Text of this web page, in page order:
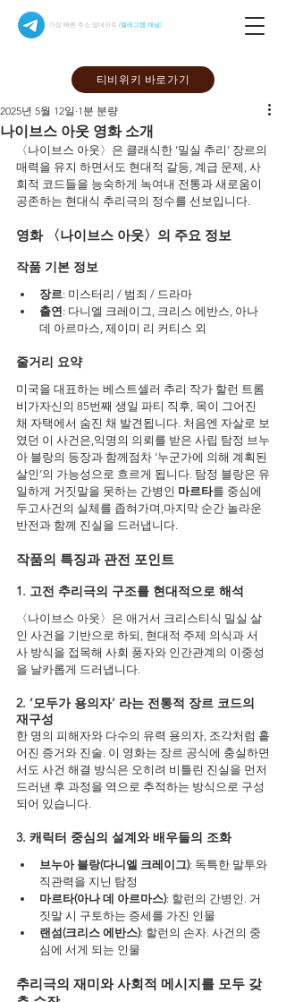
가장 빠른 주소 업데이트 (텔레그램 채널)
티비위키 바로가기
나이브스 아웃 영화 소개
2025년 5월 12일 1분 분량
〈나이브스 아웃〉은 클래식한 ‘밀실 추리’ 장르의
매력을 유지 하면서도 현대적 갈등, 계급 문제, 사
회적 코드들을 능숙하게 녹여내 전통과 새로움이
공존하는 현대식 추리극의 정수를 선보입니다.
영화 〈나이브스 아웃〉의 주요 정보
작품 기본 정보
장르: 미스터리 / 범죄 / 드라마
출연: 다니엘 크레이그, 크리스 에반스, 아나
데 아르마스, 제이미 리 커티스 외
줄거리 요약
미국을 대표하는 베스트셀러 추리 작가 할런 트롬
비가자신의 85번째 생일 파티 직후, 목이 그어진
채 자택에서 숨진 채 발견됩니다. 처음엔 자살로 보
였던 이 사건은,익명의 의뢰를 받은 사립 탐정 브누
아 블랑의 등장과 함께점차 ‘누군가에 의해 계획된
살인’의 가능성으로 흐르게 됩니다. 탐정 블랑은 유
일하게 거짓말을 못하는 간병인 마르타를 중심에
두고사건의 실체를 좁혀가며,마지막 순간 놀라운
반전과 함께 진실을 드러냅니다.
작품의 특징과 관전 포인트
1. 고전 추리극의 구조를 현대적으로 해석
〈나이브스 아웃〉은 애거서 크리스티식 밀실 살
인 사건을 기반으로 하되, 현대적 주제 의식과 서
사 방식을 접목해 사회 풍자와 인간관계의 이중성
을 날카롭게 드러냅니다.
2. ‘모두가 용의자’ 라는 전통적 장르 코드의
재구성
한 명의 피해자와 다수의 유력 용의자, 조각처럼 흩
어진 증거와 진술. 이 영화는 장르 공식에 충실하면
서도 사건 해결 방식은 오히려 비틀린 진실을 먼저
드러낸 후 과정을 역으로 추적하는 방식으로 구성
되어 있습니다.
3. 캐릭터 중심의 설계와 배우들의 조화
브누아 블랑(다니엘 크레이그): 독특한 말투와
직관력을 지닌 탐정
마르타(아나 데 아르마스): 할런의 간병인. 거
짓말 시 구토하는 증세를 가진 인물
랜섬(크리스 에반스): 할런의 손자. 사건의 중
심에 서게 되는 인물
추리극의 재미와 사회적 메시지를 모두 갖